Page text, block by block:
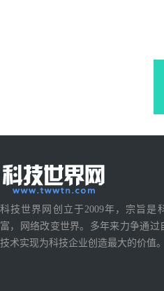
科技世界网创立于2009年，宗旨是
富，网络改变世界。多年来力争通过
技术实现为科技企业创造最大的价值。